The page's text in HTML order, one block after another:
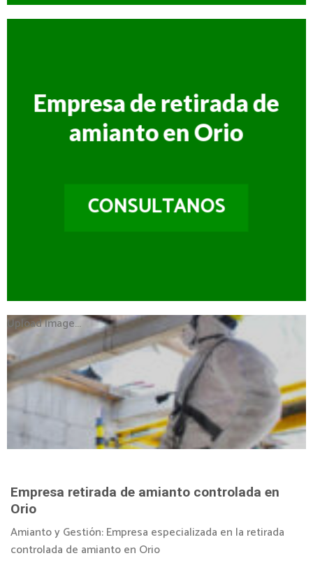
Empresa de retirada de
amianto en Orio
CONSULTANOS
Upload Image...
Empresa retirada de amianto controlada en
Orio
Amianto y Gestión: Empresa especializada en la retirada
controlada de amianto en Orio